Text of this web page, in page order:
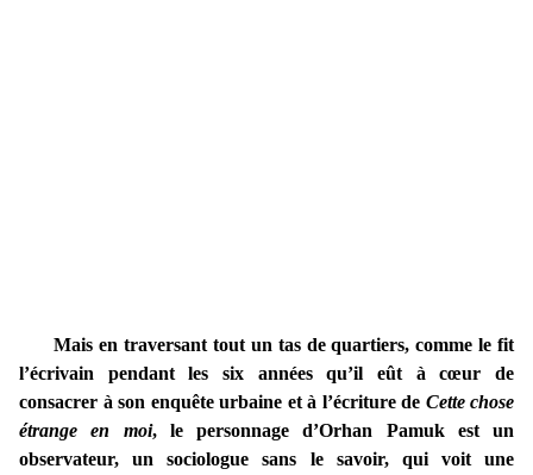
Mais en traversant tout un tas de quartiers, comme le fit
l’écrivain pendant les six années qu’il eût à cœur de
consacrer à son enquête urbaine et à l’écriture de Cette chose
étrange en moi, le personnage d’Orhan Pamuk est un
observateur, un sociologue sans le savoir, qui voit une